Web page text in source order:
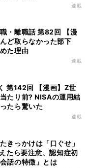
連載
・離職話 第82回 【漫
ど取らなかった部下
た理由
連載
第142回 【漫画】Z世
たり前? NISAの運用結
たら驚いた
連載
きっかけは「口ぐせ」
たら要注意、認知症初
話の特徴」とは